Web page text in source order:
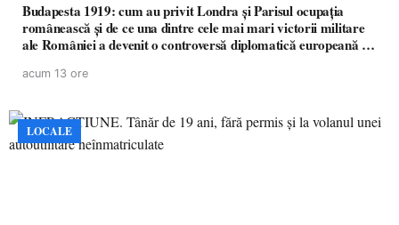
Budapesta 1919: cum au privit Londra și Parisul ocupația
românească și de ce una dintre cele mai mari victorii militare
ale României a devenit o controversă diplomatică europeană (
acum 13 ore
LOCALE